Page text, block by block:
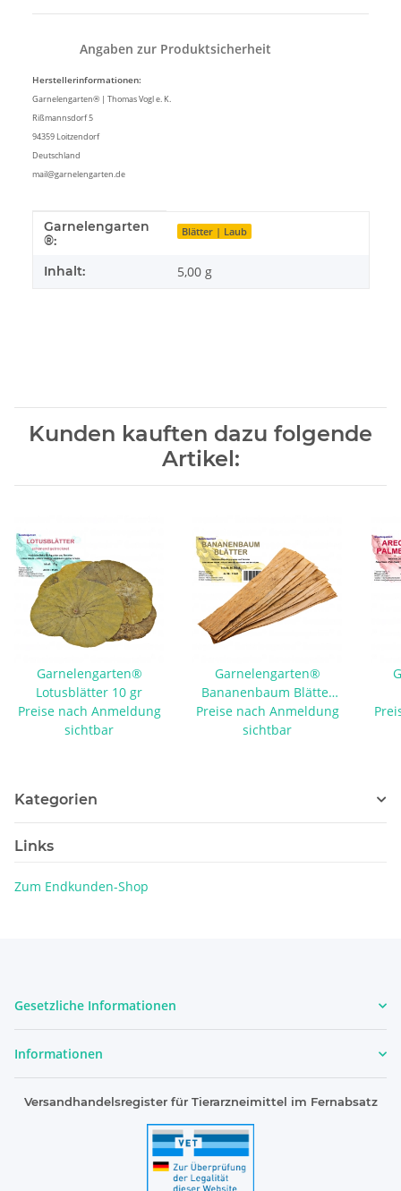
Angaben zur Produktsicherheit
Herstellerinformationen:
Garnelengarten® | Thomas Vogl e. K.
Rißmannsdorf 5
94359 Loitzendorf
Deutschland
mail@garnelengarten.de
Produkteigenschaft
Wert
Garnelengarten
®:
Blätter | Laub
Inhalt: 5,00 g
Kunden kauften dazu folgende
Artikel:
Garnelengarten®
Lotusblätter 10 gr
Preise nach Anmeldung
sichtbar
Garnelengarten®
Bananenbaum Blätter
10 Stück
Preise nach Anmeldung
sichtbar
Kategorien
Links
Zum Endkunden-Shop
Gesetzliche Informationen
Informationen
Versandhandelsregister für Tierarzneimittel im Fernabsatz